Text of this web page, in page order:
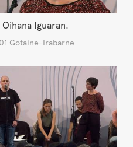
Iguaran.
Gotaine-Irabarne